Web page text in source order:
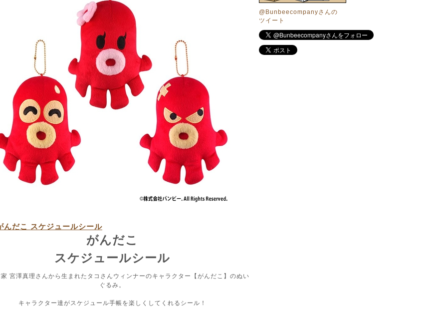
んだこ スケジュールシール
がんだこ
スケジュールシール
宮澤真理さんから生まれたタコさんウィンナーのキャラクター【がんだこ】のぬい
ぐるみ。
キャラクター達がスケジュール手帳を楽しくしてくれるシール！
@Bunbeecompanyさんの
ツイート